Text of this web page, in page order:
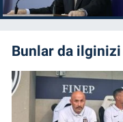
Bunlar da